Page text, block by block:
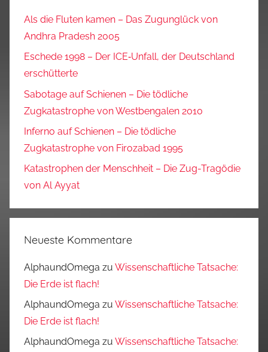
Als die Fluten kamen – Das Zugunglück von
Andhra Pradesh 2005
Eschede 1998 – Der ICE‑Unfall, der Deutschland
erschütterte
Sabotage auf Schienen – Die tödliche
Zugkatastrophe von Westbengalen 2010
Inferno auf Schienen – Die tödliche
Zugkatastrophe von Firozabad 1995
Katastrophen der Menschheit – Die Zug-Tragödie
von Al Ayyat
Neueste Kommentare
AlphaundOmega zu Wissenschaftliche Tatsache:
Die Erde ist flach!
AlphaundOmega zu Wissenschaftliche Tatsache:
Die Erde ist flach!
AlphaundOmega zu Wissenschaftliche Tatsache: